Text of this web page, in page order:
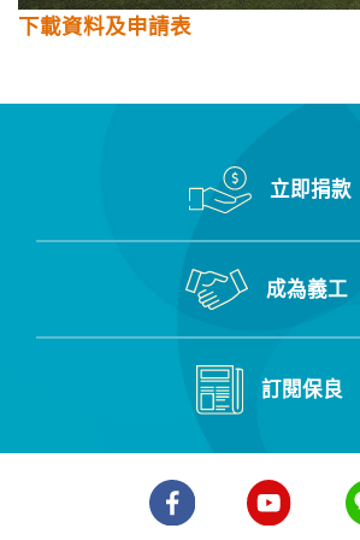
下載資料及申請表
立即捐款
成為義工
訂閱保良